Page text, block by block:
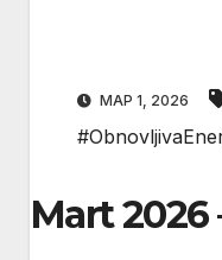
МАР 1, 2026
Mart 2026